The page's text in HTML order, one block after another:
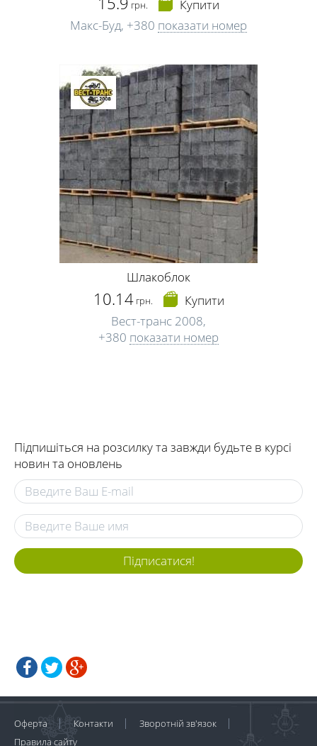
грн.
Купити
Макс-Буд, +380 показати номер
Шлакоблок
10.14грн.
Купити
Вест-транс 2008,
+380 показати номер
Підпишіться на розсилку та завжди будьте в курсі
новин та оновлень
Підписатися!
Оферта Контакти
Зворотній зв'язок
Правила сайту